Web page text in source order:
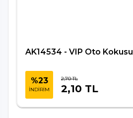
AK14534 - VIP Oto Kokusu
%23
İNDİRİM
2,70 TL
2,10 TL